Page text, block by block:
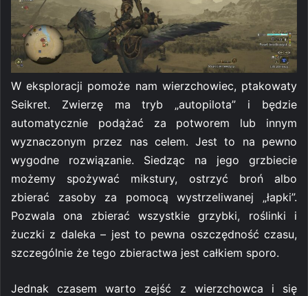
W eksploracji pomoże nam wierzchowiec, ptakowaty
Seikret. Zwierzę ma tryb „autopilota” i będzie
automatycznie podążać za potworem lub innym
wyznaczonym przez nas celem. Jest to na pewno
wygodne rozwiązanie. Siedząc na jego grzbiecie
możemy spożywać mikstury, ostrzyć broń albo
zbierać zasoby za pomocą wystrzeliwanej „łapki”.
Pozwala ona zbierać wszystkie grzybki, roślinki i
żuczki z daleka – jest to pewna oszczędność czasu,
szczególnie że tego zbieractwa jest całkiem sporo.
Jednak czasem warto zejść z wierzchowca i się